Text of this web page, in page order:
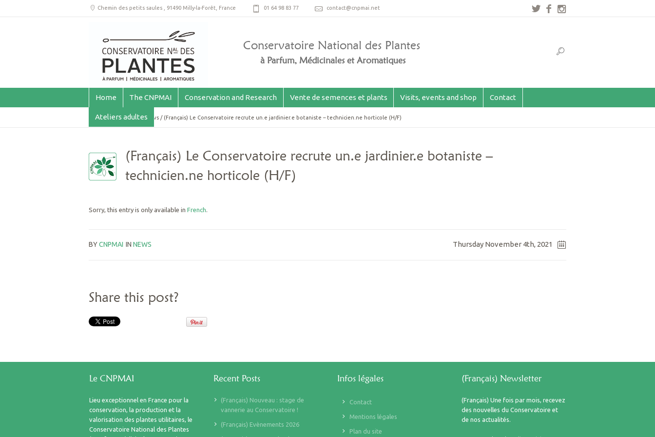
Chemin des petits saules , 91490 Milly-la-Forêt, France 01 64 98 83 77 contact@cnpmai.net
Conservatoire National des Plantes
à Parfum, Médicinales et Aromatiques
Home The CNPMAI Conservation and Research Vente de semences et plants Visits, events and shop Contact
Ateliers adultes
You are here:Home /News / (Français) Le Conservatoire recrute un.e jardinier.e botaniste – technicien.ne horticole (H/F)
(Français) Le Conservatoire recrute un.e jardinier.e botaniste –
technicien.ne horticole (H/F)
Sorry, this entry is only available in French.
Thursday November 4th, 2021
BYCNPMAI IN NEWS
Share this post?
Le CNPMAI
Lieu exceptionnel en France pour la
conservation, la production et la
valorisation des plantes utilitaires, le
Conservatoire National des Plantes
Recent Posts
(Français) Nouveau : stage de
vannerie au Conservatoire !
(Français) Evènements 2026
Infos légales
Contact
Mentions légales
Plan du site
(Français) Newsletter
(Français) Une fois par mois, recevez
des nouvelles du Conservatoire et
de nos actualités.